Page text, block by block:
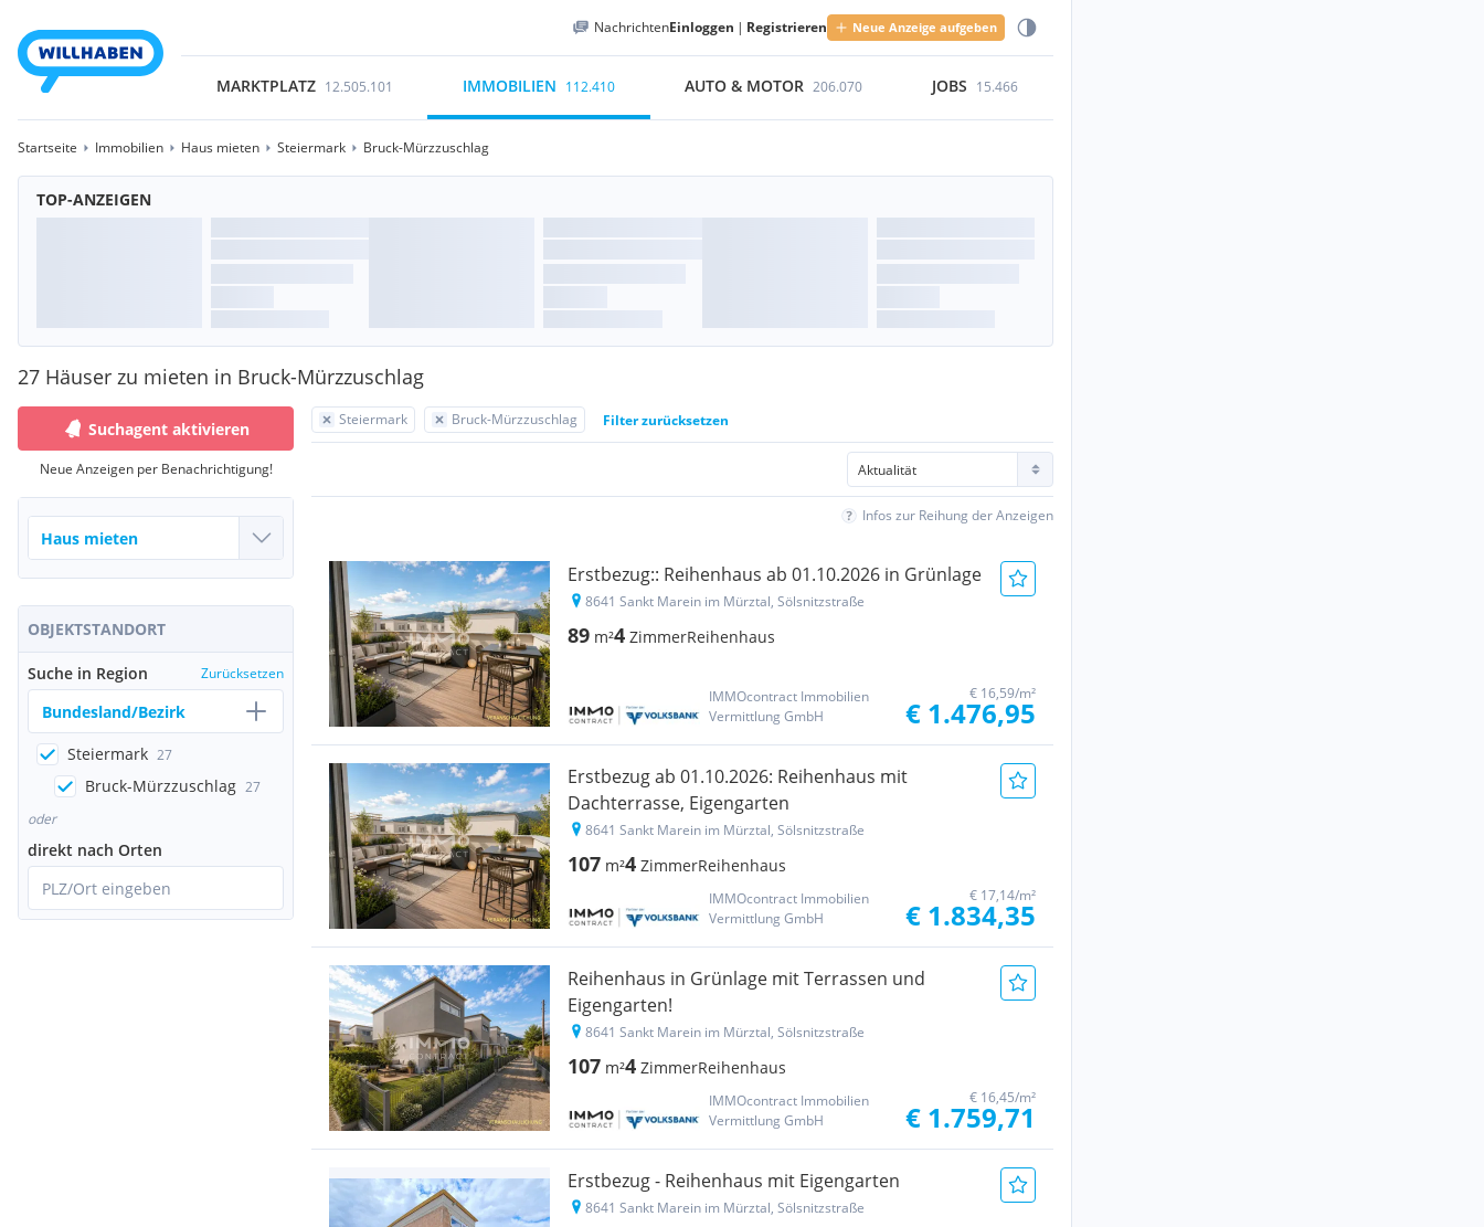
NachrichtenEinloggen | Registrieren Neue Anzeige aufgeben
MARKTPLATZ 12.505.101 IMMOBILIEN 112.410 AUTO & MOTOR 206.070 JOBS 15.466
Startseite Immobilien Haus mieten Steiermark Bruck-Mürzzuschlag
TOP-ANZEIGEN
27 Häuser zu mieten in Bruck-Mürzzuschlag
Suchagent aktivieren
Neue Anzeigen per Benachrichtigung!
OBJEKTSTANDORT
Suche in Region Zurücksetzen
Bundesland/Bezirk
Steiermark 27
Bruck-Mürzzuschlag 27
oder
direkt nach Orten
PLZ/Ort eingeben
Steiermark Bruck-Mürzzuschlag Filter zurücksetzen
Infos zur Reihung der Anzeigen
Erstbezug:: Reihenhaus ab 01.10.2026 in Grünlage
8641 Sankt Marein im Mürztal, Sölsnitzstraße
89 m²4 ZimmerReihenhaus
IMMOcontract Immobilien
Vermittlung GmbH
€ 16,59/m²
€ 1.476,95
Erstbezug ab 01.10.2026: Reihenhaus mit
Dachterrasse, Eigengarten
8641 Sankt Marein im Mürztal, Sölsnitzstraße
107 m²4 ZimmerReihenhaus
IMMOcontract Immobilien
Vermittlung GmbH
€ 17,14/m²
€ 1.834,35
Reihenhaus in Grünlage mit Terrassen und
Eigengarten!
8641 Sankt Marein im Mürztal, Sölsnitzstraße
107 m²4 ZimmerReihenhaus
IMMOcontract Immobilien
Vermittlung GmbH
€ 16,45/m²
€ 1.759,71
Erstbezug - Reihenhaus mit Eigengarten
8641 Sankt Marein im Mürztal, Sölsnitzstraße